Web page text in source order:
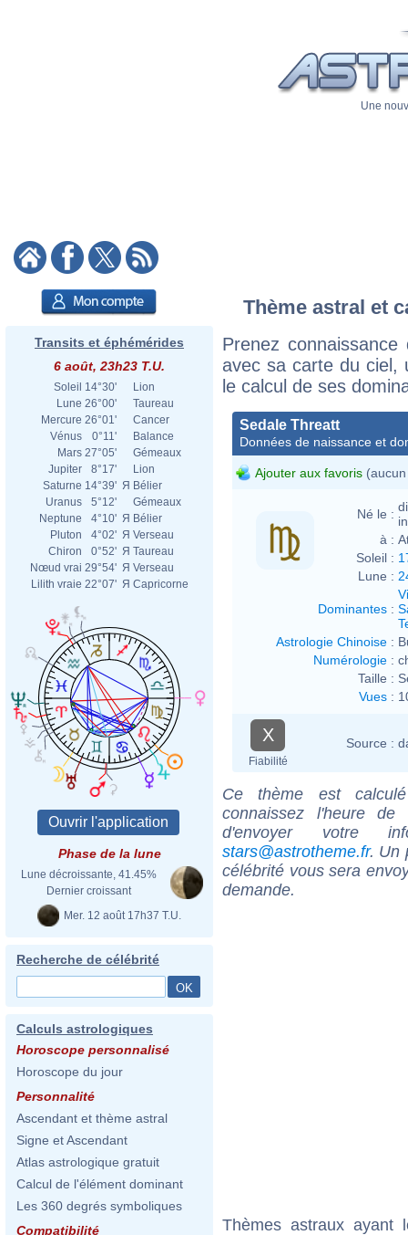
Une
Transits et éphémérides
6 août, 23h23 T.U.
Soleil 14°30'
Lion
Lune 26°00'
Taureau
Mercure 26°01'
Cancer
Vénus
0°11'
Balance
Mars 27°05'
Gémeaux
Jupiter
8°17'
Lion
Saturne 14°39' Я Bélier
Uranus
5°12'
Gémeaux
Neptune
4°10' Я Bélier
Pluton
4°02' Я Verseau
Chiron
0°52' Я Taureau
Nœud vrai 29°54' Я Verseau
Lilith vraie 22°07' Я Capricorne
Phase de la lune
Lune décroissante, 41.45%
Dernier croissant
Mer. 12 août 17h37 T.U.
Recherche de célébrité
Calculs astrologiques
Horoscope personnalisé
Horoscope du jour
Personnalité
Ascendant et thème astral
Signe et Ascendant
Atlas astrologique gratuit
Calcul de l'élément dominant
Les 360 degrés symboliques
Compatibilité
Thème astral et
Prenez
avec sa carte du ciel,
le calcul de ses
Sedale Threatt
Données de naissance et
Ajouter aux favoris
Né le :
à :
Soleil :
Lune :
Dominantes :
Astrologie Chinoise :
Numérologie :
Taille :
Vues :
X
Fiabilité
Source :
Ce thème est
connaissez l'heure
d'envoyer votre
stars@astrotheme.fr. Un
célébrité vous sera
demande.
Thèmes astraux ayant